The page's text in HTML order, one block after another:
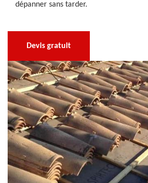
dépanner sans tarder.
Devis gratuit